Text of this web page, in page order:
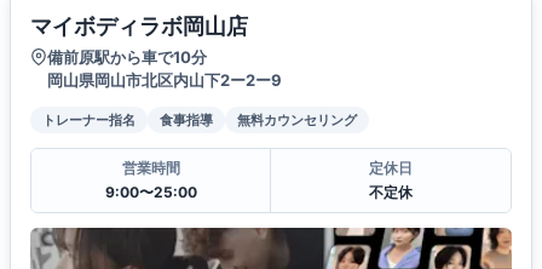
マイボディラボ岡山店
備前原駅から車で10分
岡山県岡山市北区内山下2ー2ー9
トレーナー指名 食事指導 無料カウンセリング
営業時間
9:00〜25:00
定休日
不定休